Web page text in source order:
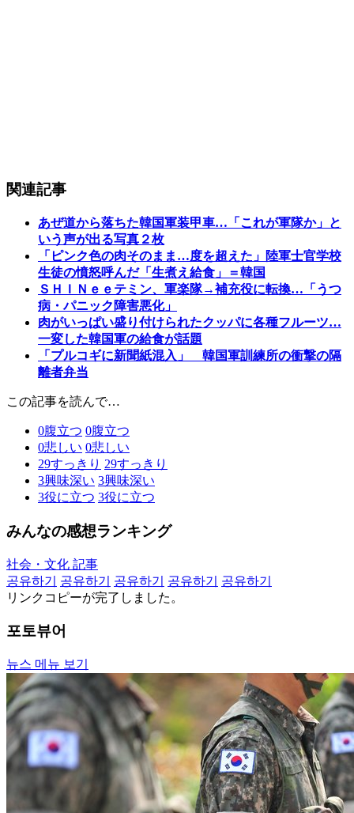
関連記事
あぜ道から落ちた韓国軍装甲車…「これが軍隊か」と
いう声が出る写真２枚
「ピンク色の肉そのまま…度を超えた」陸軍士官学校
生徒の憤怒呼んだ「生煮え給食」＝韓国
ＳＨＩＮｅｅテミン、軍楽隊→補充役に転換…「うつ
病・パニック障害悪化」
肉がいっぱい盛り付けられたクッパに各種フルーツ…
一変した韓国軍の給食が話題
「プルコギに新聞紙混入」 韓国軍訓練所の衝撃の隔
離者弁当
この記事を読んで…
0腹立つ 0腹立つ
0悲しい 0悲しい
29すっきり 29すっきり
3興味深い 3興味深い
3役に立つ 3役に立つ
みんなの感想ランキング
社会・文化 記事
공유하기
공유하기 공유하기 공유하기
공유하기
リンクコピーが完了しました。
포토뷰어
뉴스 메뉴 보기